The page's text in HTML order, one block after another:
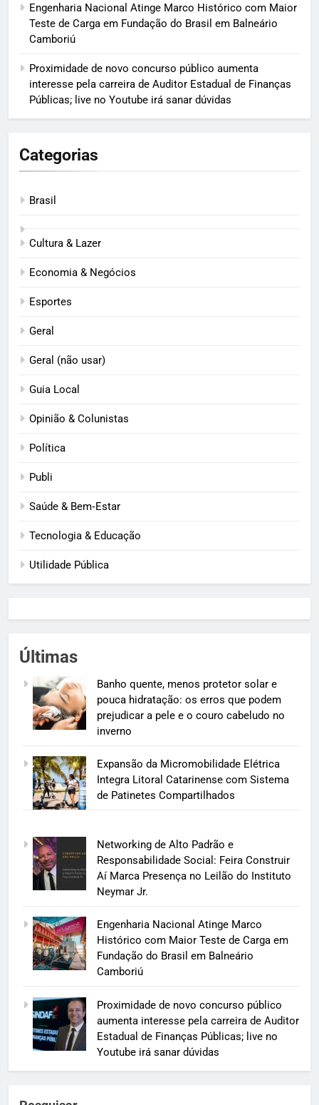
Engenharia Nacional Atinge Marco Histórico com Maior
Teste de Carga em Fundação do Brasil em Balneário
Camboriú
Proximidade de novo concurso público aumenta
interesse pela carreira de Auditor Estadual de Finanças
Públicas; live no Youtube irá sanar dúvidas
Categorias
Brasil
Cultura & Lazer
Economia & Negócios
Esportes
Geral
Geral (não usar)
Guia Local
Opinião & Colunistas
Política
Publi
Saúde & Bem‑Estar
Tecnologia & Educação
Utilidade Pública
Últimas
Banho quente, menos protetor solar e
pouca hidratação: os erros que podem
prejudicar a pele e o couro cabeludo no
inverno
Expansão da Micromobilidade Elétrica
Integra Litoral Catarinense com Sistema
de Patinetes Compartilhados
Networking de Alto Padrão e
Responsabilidade Social: Feira Construir
Aí Marca Presença no Leilão do Instituto
Neymar Jr.
Engenharia Nacional Atinge Marco
Histórico com Maior Teste de Carga em
Fundação do Brasil em Balneário
Camboriú
Proximidade de novo concurso público
aumenta interesse pela carreira de Auditor
Estadual de Finanças Públicas; live no
Youtube irá sanar dúvidas